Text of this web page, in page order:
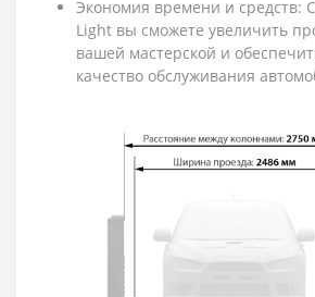
Экономия времени и средств: С
Light вы сможете увеличить
вашей мастерской и
качество обслуживания